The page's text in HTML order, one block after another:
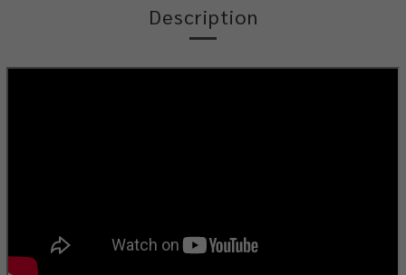
Description